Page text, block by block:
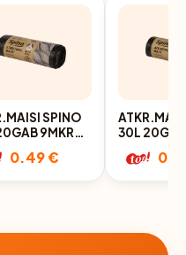
SPINO
9MKR
0.49 €
30L